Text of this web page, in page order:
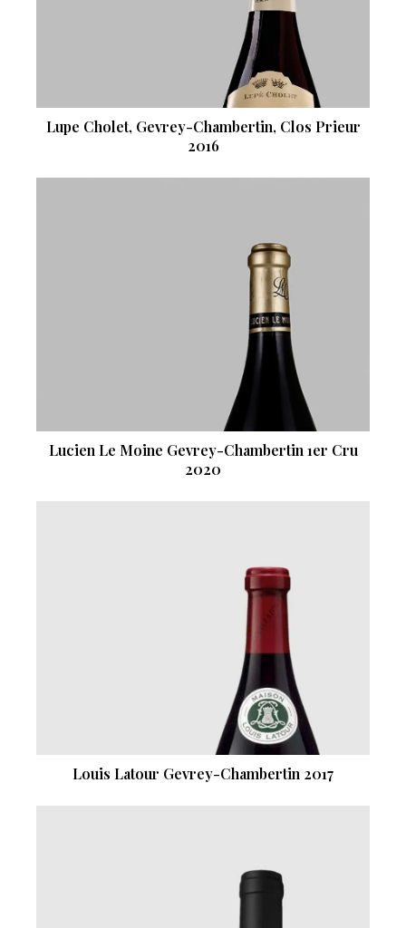
Lupe Cholet, Gevrey-Chambertin, Clos Prieur
2016
Lucien Le Moine Gevrey-Chambertin 1er Cru
2020
Louis Latour Gevrey-Chambertin 2017